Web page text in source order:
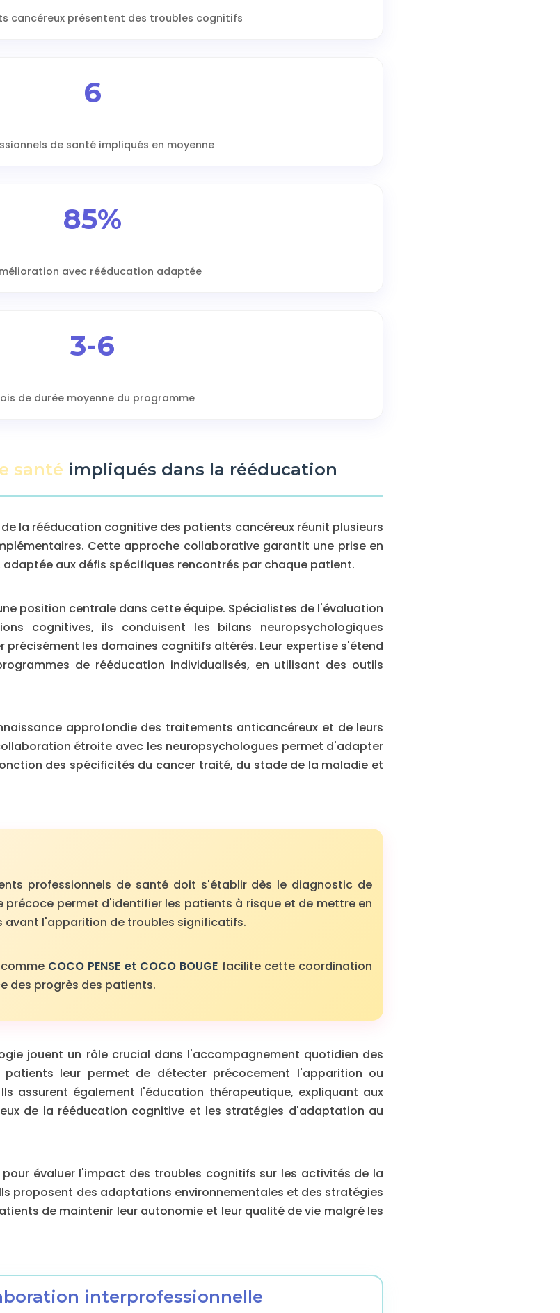
cancéreux présentent des troubles cognitifs
6
de santé impliqués en moyenne
85%
avec rééducation adaptée
3-6
de durée moyenne du programme
santé impliqués dans la rééducation
la rééducation cognitive des patients cancéreux réunit plusieurs
Cette approche collaborative garantit une prise en
aux défis spécifiques rencontrés par chaque patient.
position centrale dans cette équipe. Spécialistes de l'évaluation
cognitives, ils conduisent les bilans neuropsychologiques
les domaines cognitifs altérés. Leur expertise s'étend
de rééducation individualisés, en utilisant des outils
approfondie des traitements anticancéreux et de leurs
étroite avec les neuropsychologues permet d'adapter
des spécificités du cancer traité, du stade de la maladie et
professionnels de santé doit s'établir dès le diagnostic de
précoce permet d'identifier les patients à risque et de mettre en
avant l'apparition de troubles significatifs.
COCO PENSE et COCO BOUGE facilite cette coordination
des progrès des patients.
jouent un rôle crucial dans l'accompagnement quotidien des
patients leur permet de détecter précocement l'apparition ou
assurent également l'éducation thérapeutique, expliquant aux
de la rééducation cognitive et les stratégies d'adaptation au
évaluer l'impact des troubles cognitifs sur les activités de la
proposent des adaptations environnementales et des stratégies
de maintenir leur autonomie et leur qualité de vie malgré les
interprofessionnelle